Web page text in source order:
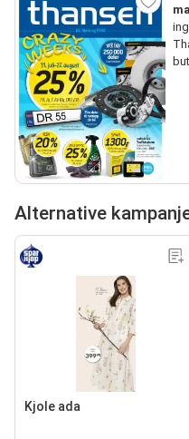
Alternative
Kjole ada